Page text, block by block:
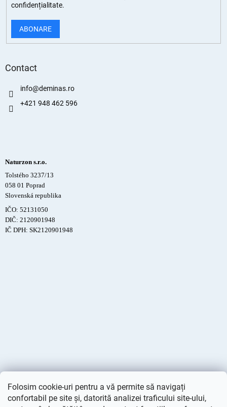
Folosim cookie-uri pentru a vă permite să navigați
confortabil pe site și, datorită analizei traficului site-ului,
confidențialitate.
ABONARE
Contact
info@deminas.ro
+421 948 462 596
Naturzon s.r.o.
Tolstého 3237/13
058 01 Poprad
Slovenská republika
IČO: 52131050
DIČ: 2120901948
IČ DPH: SK2120901948